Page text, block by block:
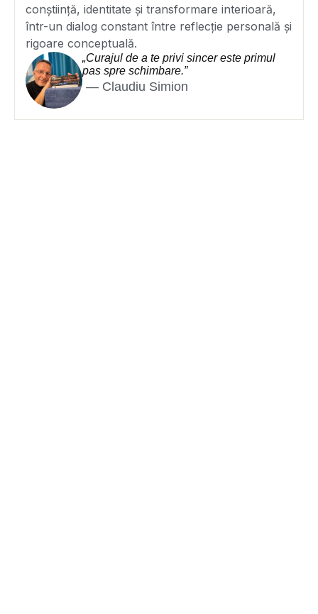
conștiință, identitate și transformare interioară,
într-un dialog constant între reflecție personală și
rigoare conceptuală.
„Curajul de a te privi sincer este primul
pas spre schimbare.”
— Claudiu Simion